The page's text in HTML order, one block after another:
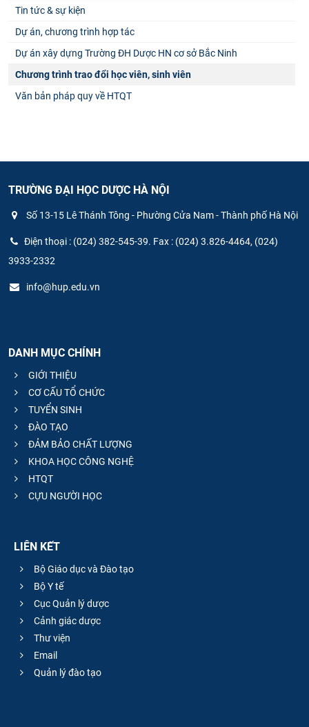
Tin tức & sự kiện
Dự án, chương trình hợp tác
Dự án xây dựng Trường ĐH Dược HN cơ sở Bắc Ninh
Chương trình trao đổi học viên, sinh viên
Văn bản pháp quy về HTQT
TRƯỜNG ĐẠI HỌC DƯỢC HÀ NỘI
Số 13-15 Lê Thánh Tông - Phường Cửa Nam - Thành phố Hà Nội
Điện thoại : (024) 382-545-39. Fax : (024) 3.826-4464, (024)
3933-2332
info@hup.edu.vn
DANH MỤC CHÍNH
GIỚI THIỆU
CƠ CẤU TỔ CHỨC
TUYỂN SINH
ĐÀO TẠO
ĐẢM BẢO CHẤT LƯỢNG
KHOA HỌC CÔNG NGHỆ
HTQT
CỰU NGƯỜI HỌC
LIÊN KẾT
Bộ Giáo dục và Đào tạo
Bộ Y tế
Cục Quản lý dược
Cảnh giác dược
Thư viện
Email
Quản lý đào tạo